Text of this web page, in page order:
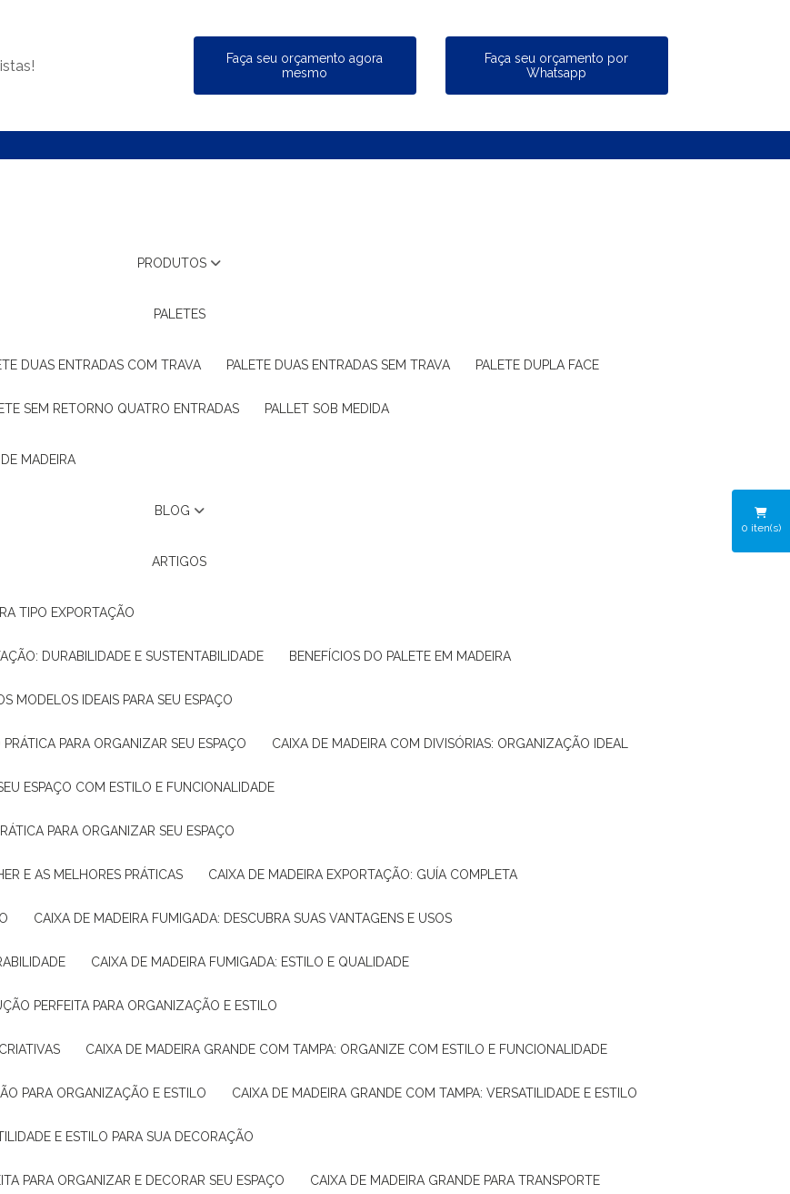
Faça seu orçamento agora
mesmo
Faça seu orçamento por
Whatsapp
PRODUTOS
PALETES
DUAS ENTRADAS COM TRAVA PALETE DUAS ENTRADAS SEM TRAVA PALETE DUPLA FACE
SEM RETORNO QUATRO ENTRADAS PALLET SOB MEDIDA
DE MADEIRA
BLOG
ARTIGOS
TIPO EXPORTAÇÃO
DURABILIDADE E SUSTENTABILIDADE BENEFÍCIOS DO PALETE EM MADEIRA
MODELOS IDEAIS PARA SEU ESPAÇO
PARA ORGANIZAR SEU ESPAÇO CAIXA DE MADEIRA COM DIVISÓRIAS: ORGANIZAÇÃO IDEAL
ESPAÇO COM ESTILO E FUNCIONALIDADE
PARA ORGANIZAR SEU ESPAÇO
E AS MELHORES PRÁTICAS CAIXA DE MADEIRA EXPORTAÇÃO: GUÍA COMPLETA
CAIXA DE MADEIRA FUMIGADA: DESCUBRA SUAS VANTAGENS E USOS
CAIXA DE MADEIRA FUMIGADA: ESTILO E QUALIDADE
PERFEITA PARA ORGANIZAÇÃO E ESTILO
CAIXA DE MADEIRA GRANDE COM TAMPA: ORGANIZE COM ESTILO E FUNCIONALIDADE
PARA ORGANIZAÇÃO E ESTILO CAIXA DE MADEIRA GRANDE COM TAMPA: VERSATILIDADE E ESTILO
E ESTILO PARA SUA DECORAÇÃO
PARA ORGANIZAR E DECORAR SEU ESPAÇO CAIXA DE MADEIRA GRANDE PARA TRANSPORTE
0 iten(s)